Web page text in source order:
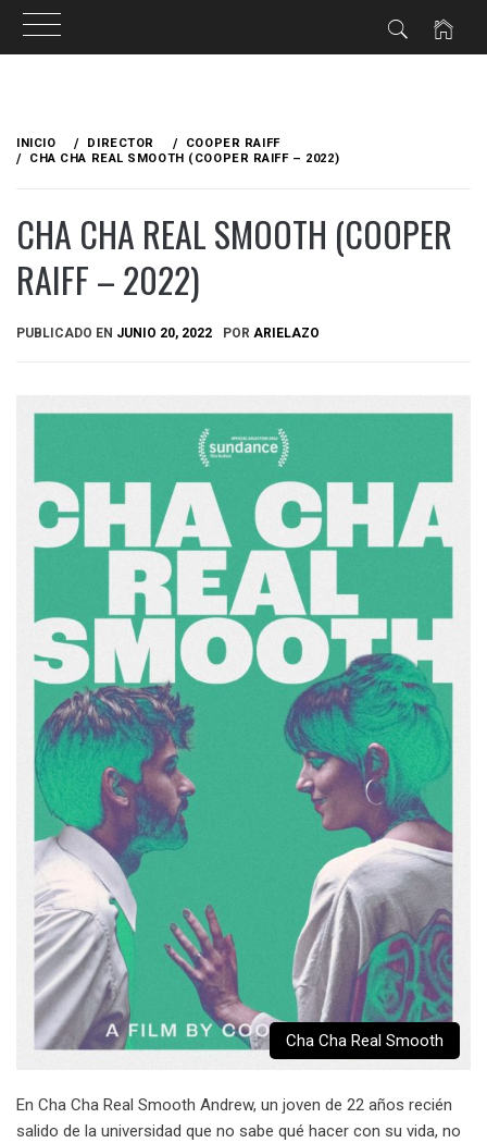
contenido
INICIO DIRECTOR
COOPER RAIFF
CHA CHA REAL SMOOTH (COOPER RAIFF – 2022)
CHA CHA REAL SMOOTH (COOPER
RAIFF – 2022)
PUBLICADO EN JUNIO 20, 2022 POR ARIELAZO
Cha Cha Real Smooth
En Cha Cha Real Smooth Andrew, un joven de 22 años recién
salido de la universidad que no sabe qué hacer con su vida, no